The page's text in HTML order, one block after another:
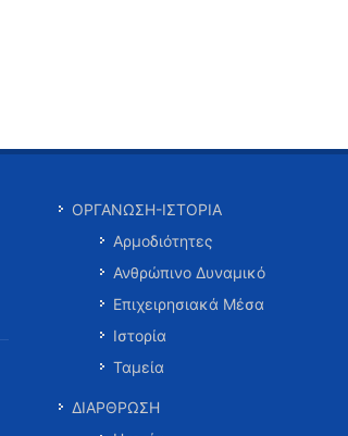
ΟΡΓΑΝΩΣΗ-ΙΣΤΟΡΙΑ
Αρμοδιότητες
Ανθρώπινο Δυναμικό
Επιχειρησιακά Μέσα
Ιστορία
Ταμεία
ΔΙΑΡΘΡΩΣΗ